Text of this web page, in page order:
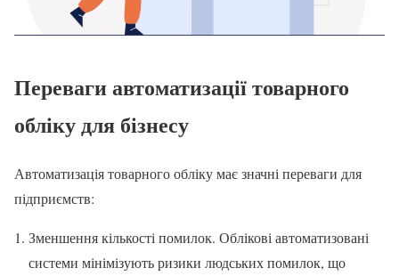
Переваги автоматизації товарного
обліку для бізнесу
Автоматизація товарного обліку має значні переваги для
підприємств:
Зменшення кількості помилок. Облікові автоматизовані
системи мінімізують ризики людських помилок, що